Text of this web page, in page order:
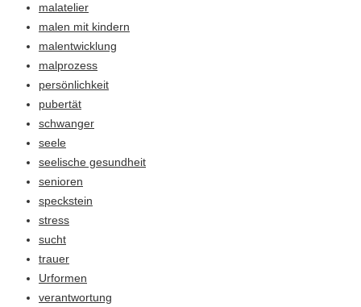
malatelier
malen mit kindern
malentwicklung
malprozess
persönlichkeit
pubertät
schwanger
seele
seelische gesundheit
senioren
speckstein
stress
sucht
trauer
Urformen
verantwortung